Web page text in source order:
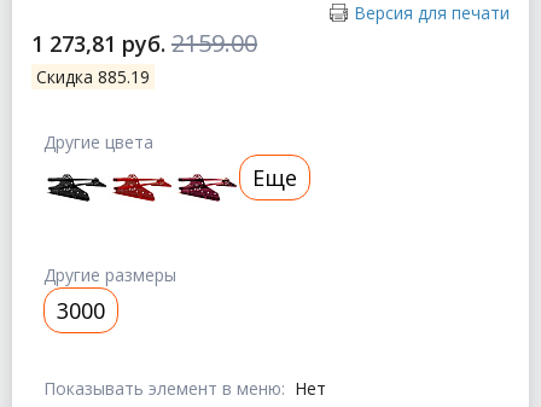
Версия для печати
1 273,81 руб. 2159.00
Скидка 885.19
Показывать элемент в меню: Нет
Другие цвета
Еще
Другие размеры
3000